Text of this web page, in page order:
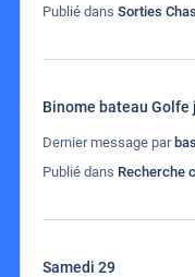
Publié dans Sorties
Binome bateau Golfe
Dernier message par
Publié dans Recherche
Samedi 29